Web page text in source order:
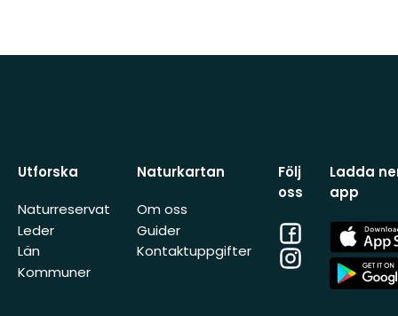
Utforska
Naturreservat
Leder
Län
Kommuner
Naturkartan
Om oss
Guider
Kontaktuppgifter
Följ
oss
Facebook
Instagram
Ladda
app
App
Store
App
Store